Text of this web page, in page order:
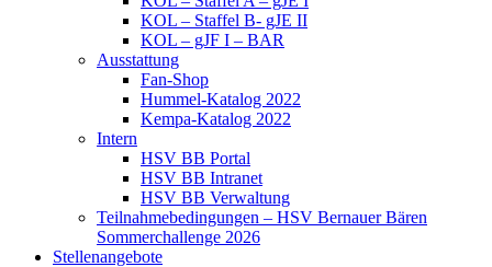
KOL – Staffel B- gJE II
KOL – gJF I – BAR
Ausstattung
Fan-Shop
Hummel-Katalog 2022
Kempa-Katalog 2022
Intern
HSV BB Portal
HSV BB Intranet
HSV BB Verwaltung
Teilnahmebedingungen – HSV Bernauer Bären
Sommerchallenge 2026
Stellenangebote